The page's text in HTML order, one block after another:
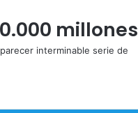
millones
interminable serie de